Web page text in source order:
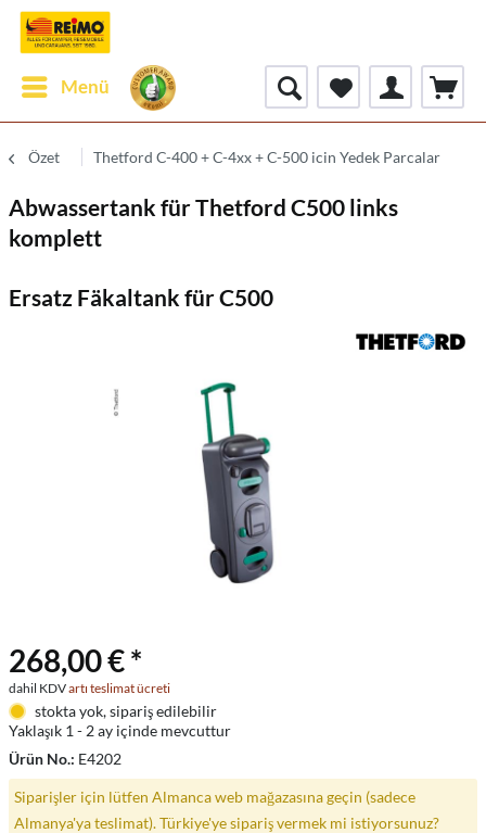
Menü
Özet Thetford C-400 + C-4xx + C-500 icin Yedek Parcalar
Abwassertank für Thetford C500 links
komplett
Ersatz Fäkaltank für C500
268,00 € *
dahil KDVartı teslimat ücreti
stokta yok, sipariş edilebilir
Yaklaşık 1 - 2 ay içinde mevcuttur
Ürün No.: E4202
Siparişler için lütfen Almanca web mağazasına geçin (sadece
Almanya'ya teslimat). Türkiye'ye sipariş vermek mi istiyorsunuz?